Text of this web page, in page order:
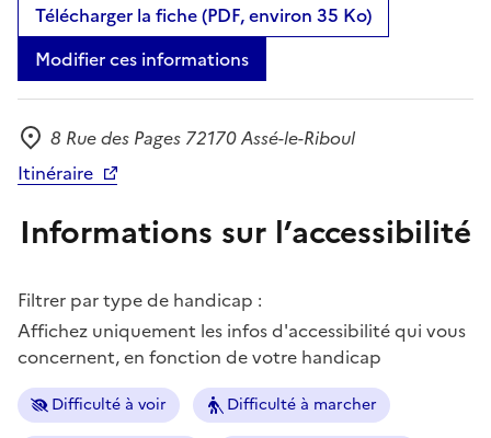
Télécharger la fiche (PDF, environ 35 Ko)
Modifier ces informations
Adresse
8 Rue des Pages 72170 Assé-le-Riboul
Itinéraire
Informations sur l’accessibilité
Filtrer par type de handicap :
Affichez uniquement les infos d'accessibilité qui vous
concernent, en fonction de votre handicap
Difficulté à voir Difficulté à marcher